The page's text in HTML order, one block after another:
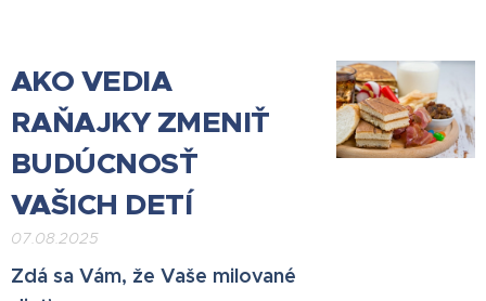
AKO VEDIA
RAŇAJKY ZMENIŤ
BUDÚCNOSŤ
VAŠICH DETÍ
07.08.2025
Zdá sa Vám, že Vaše milované